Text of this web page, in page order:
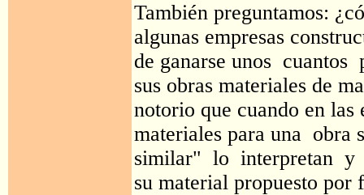
También preguntamos:
algunas empresas
de ganarse unos cuantos
sus obras materiales de
notorio que cuando en las
materiales para una obra
similar" lo interpretan y
su material propuesto